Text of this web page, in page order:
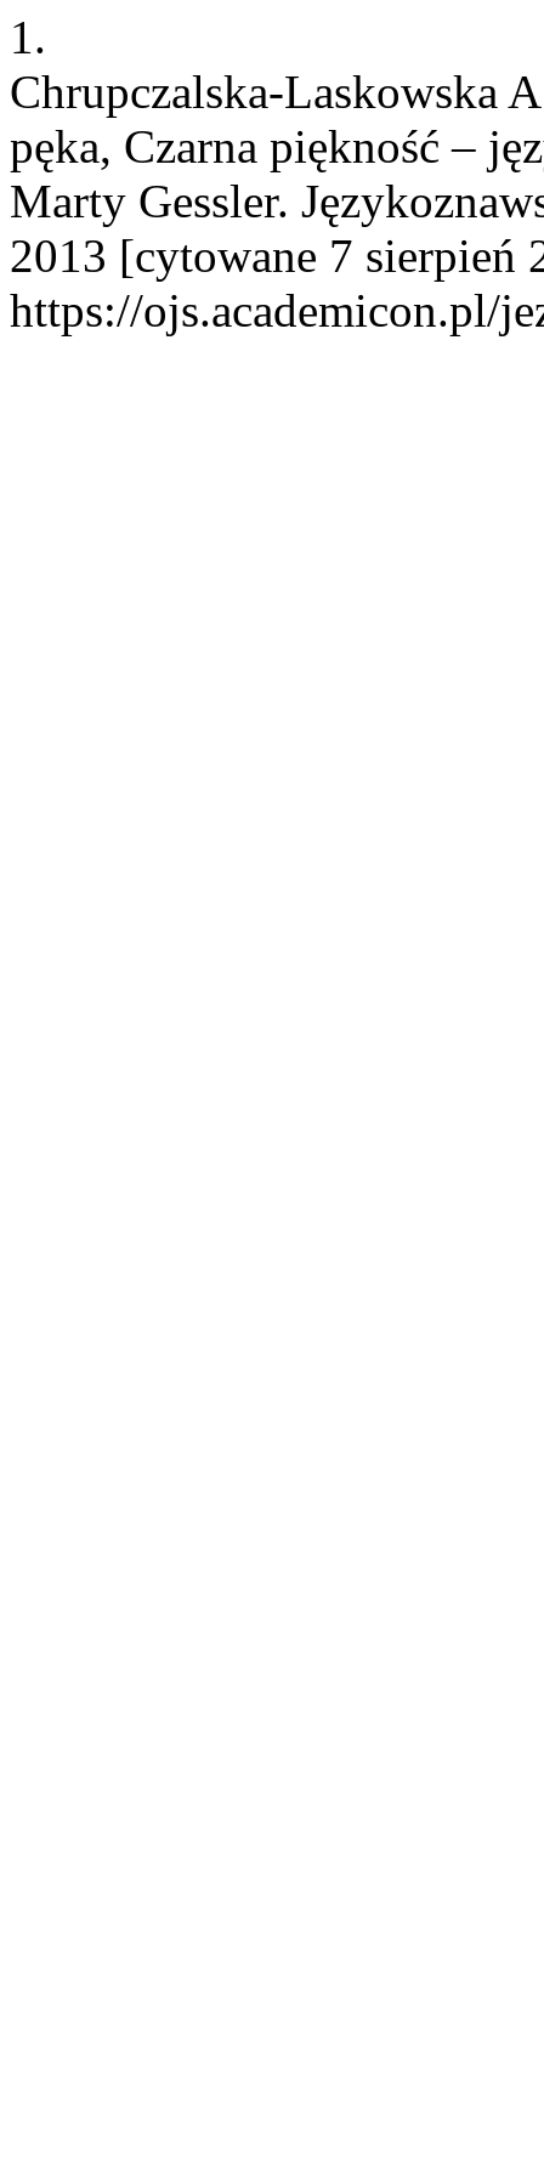
1.
Chrupczalska-Laskowska
pęka, Czarna piękność –
Marty Gessler.
2013 [cytowane 7 sierpień
https://ojs.academicon.pl/